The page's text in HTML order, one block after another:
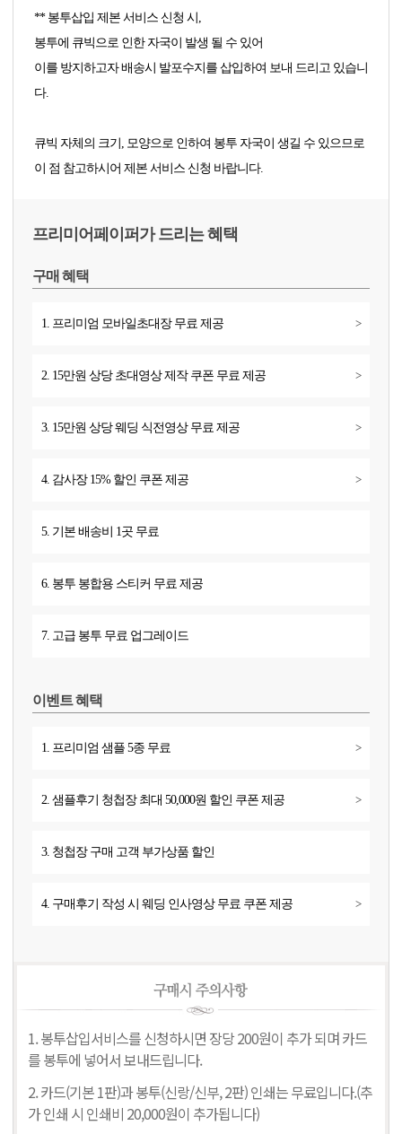
** 봉투삽입 제본 서비스 신청 시,
봉투에 큐빅으로 인한 자국이 발생 될 수 있어
이를 방지하고자 배송시 발포수지를 삽입하여 보내 드리고 있습니
다.
큐빅 자체의 크기, 모양으로 인하여 봉투 자국이 생길 수 있으므로
이 점 참고하시어 제본 서비스 신청 바랍니다.
프리미어페이퍼가 드리는 혜택
구매 혜택
1. 프리미엄 모바일초대장 무료 제공 >
2. 15만원 상당 초대영상 제작 쿠폰 무료 제공 >
3. 15만원 상당 웨딩 식전영상 무료 제공 >
4. 감사장 15% 할인 쿠폰 제공 >
5. 기본 배송비 1곳 무료
6. 봉투 봉합용 스티커 무료 제공
7. 고급 봉투 무료 업그레이드
이벤트 혜택
1. 프리미엄 샘플 5종 무료 >
2. 샘플후기 청첩장 최대 50,000원 할인 쿠폰 제공 >
3. 청첩장 구매 고객 부가상품 할인
4. 구매후기 작성 시 웨딩 인사영상 무료 쿠폰 제공 >
1. 봉투삽입서비스를 신청하시면 장당 200원이 추가 되며 카드
를 봉투에 넣어서 보내드립니다.
2. 카드(기본 1판)과 봉투(신랑/신부, 2판) 인쇄는 무료입니다.(추
가 인쇄 시 인쇄비 20,000원이 추가됩니다)